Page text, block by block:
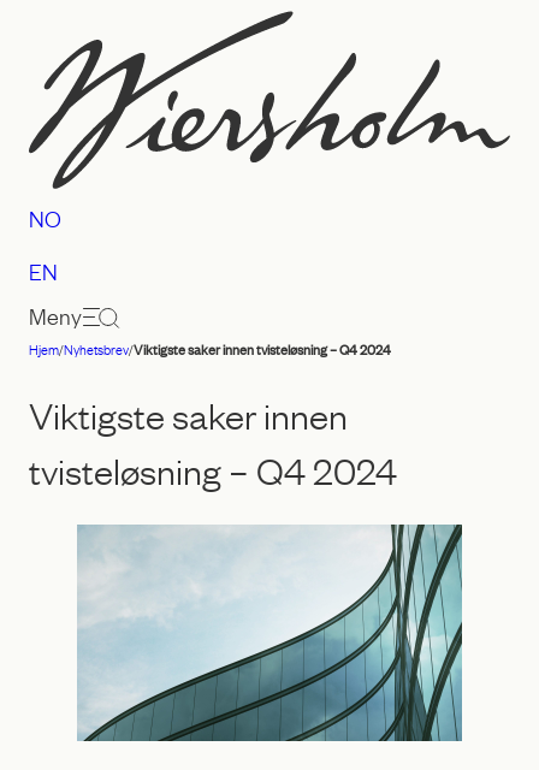
innhold
Advokatfirmaet
Wiersholm
NO
EN
Meny
Hjem/Nyhetsbrev/Viktigste saker innen tvisteløsning – Q4 2024
Viktigste saker innen
tvisteløsning – Q4 2024